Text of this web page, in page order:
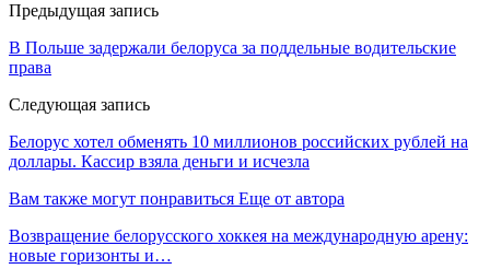
Предыдущая запись
В Польше задержали белоруса за поддельные водительские
права
Следующая запись
Белорус хотел обменять 10 миллионов российских рублей на
доллары. Кассир взяла деньги и исчезла
Вам также могут понравиться Еще от автора
Возвращение белорусского хоккея на международную арену:
новые горизонты и…